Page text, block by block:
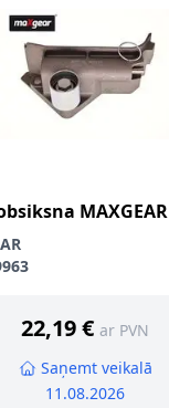
MAXGEAR
22,19 € ar PVN
Saņemt veikalā
11.08.2026